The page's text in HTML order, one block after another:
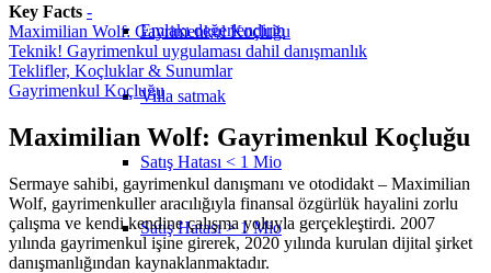
Emlakı değerlendirin
Villa satmak
Satış Hatası < 1 Mio
Satış Hatası > 1 Mio
Key Facts -
Maximilian Wolf: Gayrimenkul Koçluğu
Teknik! Gayrimenkul uygulaması dahil danışmanlık
Teklifler, Koçluklar & Sunumlar
Gayrimenkul Koçluğu
Maximilian Wolf: Gayrimenkul Koçluğu
Sermaye sahibi, gayrimenkul danışmanı ve otodidakt – Maximilian
Wolf, gayrimenkuller aracılığıyla finansal özgürlük hayalini zorlu
çalışma ve kendi kendine çalışma yoluyla gerçekleştirdi. 2007
yılında gayrimenkul işine girerek, 2020 yılında kurulan dijital şirket
danışmanlığından kaynaklanmaktadır.